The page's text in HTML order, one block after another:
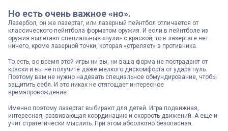
Но есть очень важное «но».
Лазербол, он же лазертаг, или лазерный пейнтбол отличается от
классического пейнтбола форматом оружия. И если в пейнтболе из
оружия вылетают специальные «пули» с краской, то в лазертаге нет
ничего, кроме лазерной точки, которая «стреляет» в противника.
То есть, во время этой игры ни вы, ни ваша форма не пострадают от
краски и вы не получите даже мелкого дискомфорта от удара пуль.
Поэтому вам не нужно надевать специальное обмундирование, чтобы
защитить себя. И это никак не отягощает интересное
времяпровождение.
Именно поэтому лазертаг выбирают для детей. Игра подвижная,
интересная, развивающая координацию и скорость движений. А еще и
учит стратегически мыслить. При этом абсолютно безопасная.